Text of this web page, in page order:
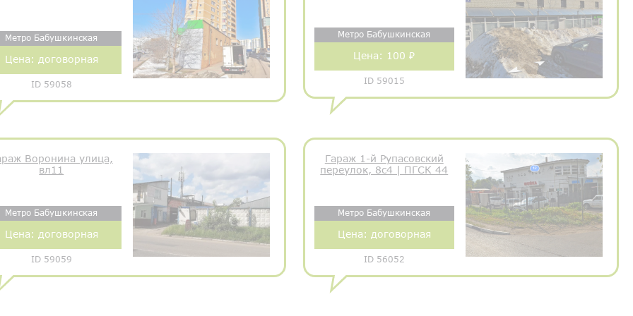
Метро Бабушкинская
Цена: договорная
ID 59058
Метро Бабушкинская
Цена: 100 ₽
ID 59015
Воронина улица,
вл11
Метро Бабушкинская
Цена: договорная
ID 59059
Гараж 1-й Рупасовский
переулок, 8с4 | ПГСК 44
Метро Бабушкинская
Цена: договорная
ID 56052